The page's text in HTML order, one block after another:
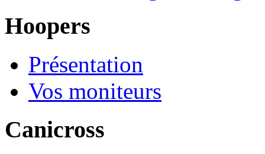
Hoopers
Présentation
Vos moniteurs
Canicross